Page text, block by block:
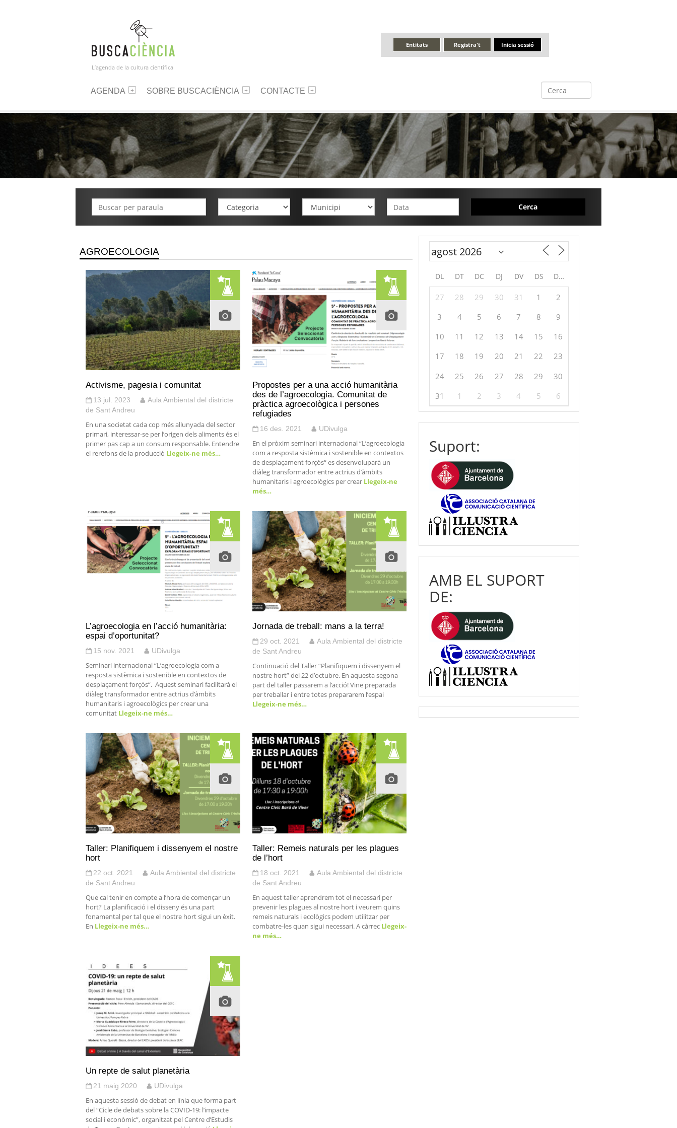
L’agenda de la cultura científica
Inicia sessió
Registra't
Entitats
AGENDA SOBRE BUSCACIÈNCIA CONTACTE
Cerca
AGROECOLOGIA
Activisme, pagesia i comunitat
13 jul. 2023
Aula Ambiental del districte
de Sant Andreu
En una societat cada cop més allunyada del sector
primari, interessar-se per l’origen dels aliments és el
primer pas cap a un consum responsable. Entendre
el rerefons de la producció Llegeix-ne més…
Propostes per a una acció humanitària
des de l’agroecologia. Comunitat de
pràctica agroecològica i persones
refugiades
16 des. 2021 UDivulga
En el pròxim seminari internacional “L’agroecologia
com a resposta sistèmica i sostenible en contextos
de desplaçament forçós“ es desenvoluparà un
diàleg transformador entre actrius d’àmbits
humanitaris i agroecològics per crearLlegeix-ne
més…
L’agroecologia en l’acció humanitària:
espai d’oportunitat?
15 nov. 2021 UDivulga
Seminari internacional “L’agroecologia com a
resposta sistèmica i sostenible en contextos de
desplaçament forçós“. Aquest seminari facilitarà el
diàleg transformador entre actrius d’àmbits
humanitaris i agroecològics per crear una
comunitat Llegeix-ne més…
Jornada de treball: mans a la terra!
29 oct. 2021
Aula Ambiental del districte
de Sant Andreu
Continuació del Taller “Planifiquem i dissenyem el
nostre hort” del 22 d’octubre. En aquesta segona
part del taller passarem a l’acció! Vine preparada
per treballar i entre totes prepararem l’espai
Llegeix-ne més…
Taller: Planifiquem i dissenyem el nostre
hort
22 oct. 2021
Aula Ambiental del districte
de Sant Andreu
Que cal tenir en compte a l’hora de començar un
hort? La planificació i el disseny és una part
fonamental per tal que el nostre hort sigui un èxit.
En Llegeix-ne més…
Taller: Remeis naturals per les plagues
de l’hort
18 oct. 2021
Aula Ambiental del districte
de Sant Andreu
En aquest taller aprendrem tot el necessari per
prevenir les plagues al nostre hort i veurem quins
remeis naturals i ecològics podem utilitzar per
combatre-les quan sigui necessari. A càrrecLlegeix-
ne més…
Un repte de salut planetària
21 maig 2020 UDivulga
En aquesta sessió de debat en línia que forma part
del “Cicle de debats sobre la COVID-19: l’impacte
social i econòmic”, organitzat pel Centre d’Estudis
DL DT DC DJ DV DS DG
27 28 29 30 31 1
2
3
4 5 6 7 8
9
10
11 12 13 14 15
16
17
18 19 20 21 22
23
24
25 26 27 28 29
30
31
1 2 3 4 5 6
Suport:
AMB EL SUPORT
DE: